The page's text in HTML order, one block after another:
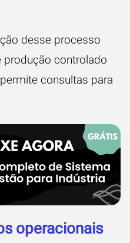
desse processo
produção controlado
consultas para
operacionais